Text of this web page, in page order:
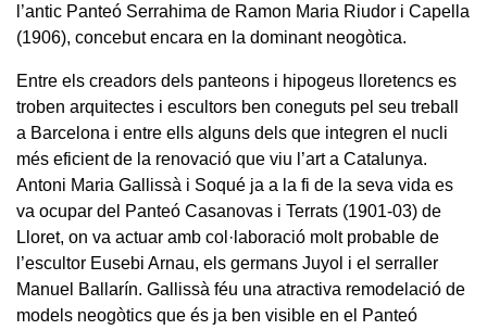
l’antic Panteó Serrahima de Ramon Maria Riudor i Capella
(1906), concebut encara en la dominant neogòtica.
Entre els creadors dels panteons i hipogeus lloretencs es
troben arquitectes i escultors ben coneguts pel seu treball
a Barcelona i entre ells alguns dels que integren el nucli
més eficient de la renovació que viu l’art a Catalunya.
Antoni Maria Gallissà i Soqué ja a la fi de la seva vida es
va ocupar del Panteó Casanovas i Terrats (1901-03) de
Lloret, on va actuar amb col·laboració molt probable de
l’escultor Eusebi Arnau, els germans Juyol i el serraller
Manuel Ballarín. Gallissà féu una atractiva remodelació de
models neogòtics que és ja ben visible en el Panteó